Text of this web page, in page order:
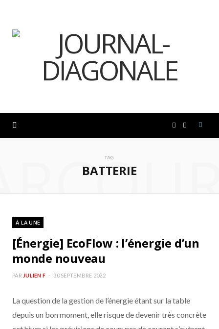
o
k
g
a
m
TAG
BATTERIE
À LA UNE
[Énergie] EcoFlow : l’énergie d’un
monde nouveau
PAR JULIEN F 30 SEPTEMBRE 2022
La question de la gestion de l’énergie étant sur la table
depuis un bon moment, elle risque de devenir très concrète